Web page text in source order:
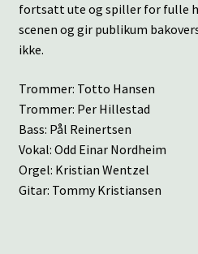
fortsatt ute og spiller for fulle
scenen og gir publikum
ikke.
Trommer: Totto Hansen
Trommer: Per Hillestad
Bass: Pål Reinertsen
Vokal: Odd Einar Nordheim
Orgel: Kristian Wentzel
Gitar: Tommy Kristiansen